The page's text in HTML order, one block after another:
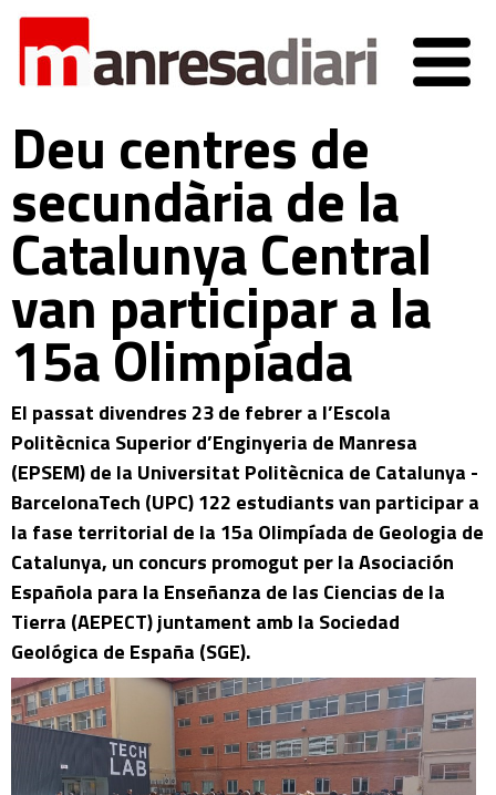
Deu centres de
secundària de la
Catalunya Central
van participar a la
15a Olimpíada
El passat divendres 23 de febrer a l’Escola
Politècnica Superior d’Enginyeria de Manresa
(EPSEM) de la Universitat Politècnica de Catalunya -
BarcelonaTech (UPC) 122 estudiants van participar a
la fase territorial de la 15a Olimpíada de Geologia de
Catalunya, un concurs promogut per la Asociación
Española para la Enseñanza de las Ciencias de la
Tierra (AEPECT) juntament amb la Sociedad
Geológica de España (SGE).